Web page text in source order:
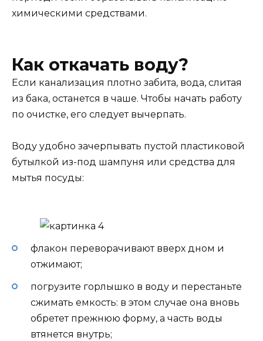
химическими средствами.
Как откачать воду?
Если канализация плотно забита, вода, слитая
из бака, останется в чаше. Чтобы начать работу
по очистке, его следует вычерпать.
Воду удобно зачерпывать пустой пластиковой
бутылкой из-под шампуня или средства для
мытья посуды:
флакон переворачивают вверх дном и
отжимают;
погрузите горлышко в воду и перестаньте
сжимать емкость: в этом случае она вновь
обретет прежнюю форму, а часть воды
втянется внутрь;